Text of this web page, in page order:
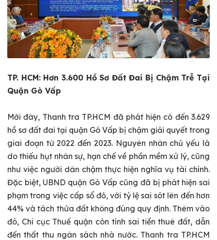
TP. HCM: Hơn 3.600 Hồ Sơ Đất Đai Bị Chậm Trễ Tại
Quận Gò Vấp
Mới đây, Thanh tra TP.HCM đã phát hiện có đến 3.629
hồ sơ đất đai tại quận Gò Vấp bị chậm giải quyết trong
giai đoạn từ 2022 đến 2023. Nguyên nhân chủ yếu là
do thiếu hụt nhân sự, hạn chế về phần mềm xử lý, cũng
như việc người dân chậm thực hiện nghĩa vụ tài chính.
Đặc biệt, UBND quận Gò Vấp cũng đã bị phát hiện sai
phạm trong việc cấp sổ đỏ, với tỷ lệ sai sót lên đến hơn
44% và tách thửa đất không đúng quy định. Thêm vào
đó, Chi cục Thuế quận còn tính sai tiền thuê đất, dẫn
đến thất thu ngân sách nhà nước. Thanh tra TP.HCM